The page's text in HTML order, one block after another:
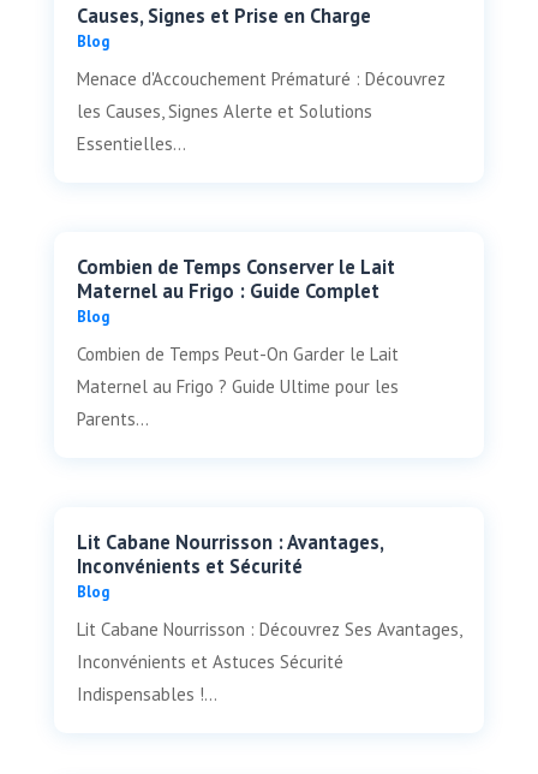
Causes, Signes et Prise en Charge
Blog
Menace d'Accouchement Prématuré : Découvrez
les Causes, Signes Alerte et Solutions
Essentielles...
Combien de Temps Conserver le Lait
Maternel au Frigo : Guide Complet
Blog
Combien de Temps Peut-On Garder le Lait
Maternel au Frigo ? Guide Ultime pour les
Parents...
Lit Cabane Nourrisson : Avantages,
Inconvénients et Sécurité
Blog
Lit Cabane Nourrisson : Découvrez Ses Avantages,
Inconvénients et Astuces Sécurité
Indispensables !...